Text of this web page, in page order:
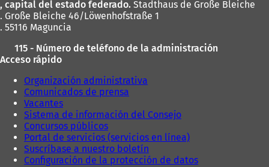
, capital del estado federado. Stadthaus de Große Bleiche
. Große Bleiche 46/Löwenhofstraße 1
. 55116 Maguncia
115 - Número de teléfono de la administración
Acceso rápido
Organización administrativa
Comunicados de prensa
Vacantes
Sistema de información del Consejo
Concursos públicos
Portal de servicios (servicios en línea)
Suscríbase a nuestro boletín
Configuración de la protección de datos